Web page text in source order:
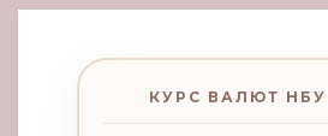
КУРС ВАЛЮТ НБУ